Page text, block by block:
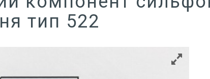
тип 522